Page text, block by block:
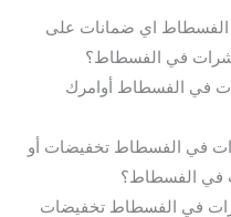
اي ضمانات على
في الفسطاط؟
في الفسطاط أوامرك
في الفسطاط تخفيضات أو
في الفسطاط؟
في الفسطاط تخفيضات